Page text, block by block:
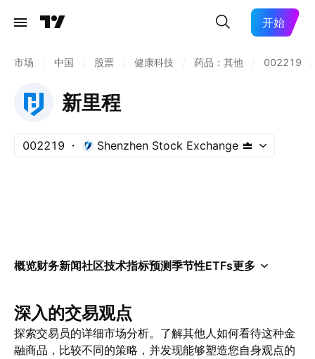
开始
市场 中国 股票 健康科技 药品：其他 002219
新里程
002219 Shenzhen Stock Exchange
概览财务新闻社区技术指标预测季节性ETFs更多
深入的交易观点
探索交易员的详细市场分析。了解其他人如何看待这种金
融商品，比较不同的策略，并发现能够塑造您自身观点的